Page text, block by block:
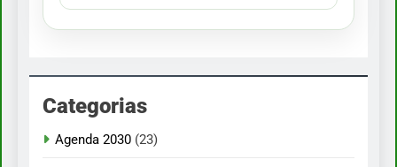
Categorias
Agenda 2030 (23)